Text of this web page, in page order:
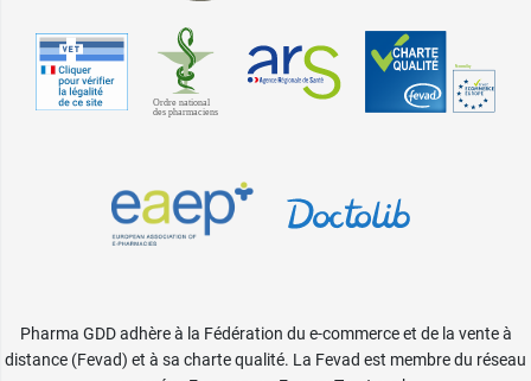
Pharma GDD adhère à la Fédération du e-commerce et de la vente à
distance (Fevad) et à sa charte qualité. La Fevad est membre du réseau